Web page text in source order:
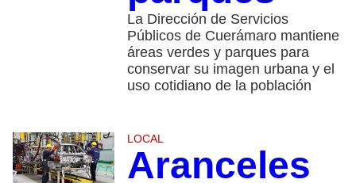
La Dirección de Servicios
Públicos de Cuerámaro mantiene
áreas verdes y parques para
conservar su imagen urbana y el
uso cotidiano de la población
LOCAL
Aranceles